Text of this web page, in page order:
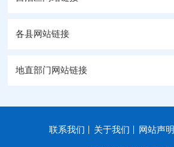
各县网站链接
地直部门网站链接
联系我们 关于我们 网站声明